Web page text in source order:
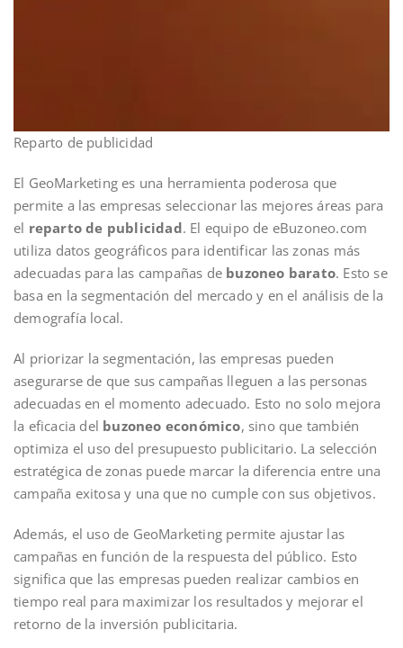
Reparto de publicidad
El GeoMarketing es una herramienta poderosa que
permite a las empresas seleccionar las mejores áreas para
el reparto de publicidad. El equipo de eBuzoneo.com
utiliza datos geográficos para identificar las zonas más
adecuadas para las campañas de buzoneo barato. Esto se
basa en la segmentación del mercado y en el análisis de la
demografía local.
Al priorizar la segmentación, las empresas pueden
asegurarse de que sus campañas lleguen a las personas
adecuadas en el momento adecuado. Esto no solo mejora
la eficacia del buzoneo económico, sino que también
optimiza el uso del presupuesto publicitario. La selección
estratégica de zonas puede marcar la diferencia entre una
campaña exitosa y una que no cumple con sus objetivos.
Además, el uso de GeoMarketing permite ajustar las
campañas en función de la respuesta del público. Esto
significa que las empresas pueden realizar cambios en
tiempo real para maximizar los resultados y mejorar el
retorno de la inversión publicitaria.